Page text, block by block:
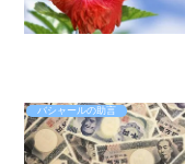
バシャールの助言